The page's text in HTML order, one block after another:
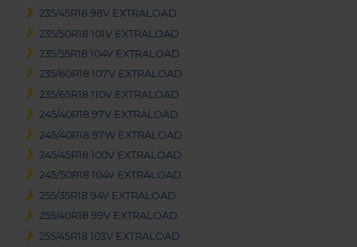
235/45R18 98V EXTRALOAD
235/50R18 101V EXTRALOAD
235/55R18 104V EXTRALOAD
235/60R18 107V EXTRALOAD
235/65R18 110V EXTRALOAD
245/40R18 97V EXTRALOAD
245/40R18 97W EXTRALOAD
245/45R18 100V EXTRALOAD
245/50R18 104V EXTRALOAD
255/35R18 94V EXTRALOAD
255/40R18 99V EXTRALOAD
255/45R18 103V EXTRALOAD